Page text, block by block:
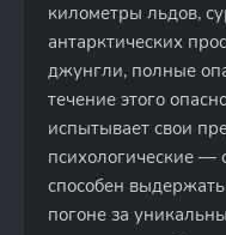
километры льдов,
антарктических
джунгли, полные
течение этого
испытывает свои
психологические —
способен
погоне за